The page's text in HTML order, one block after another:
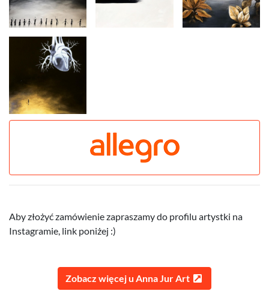
Aby złożyć zamówienie zapraszamy do profilu artystki na
Instagramie, link poniżej :)
Zobacz więcej u Anna Jur Art